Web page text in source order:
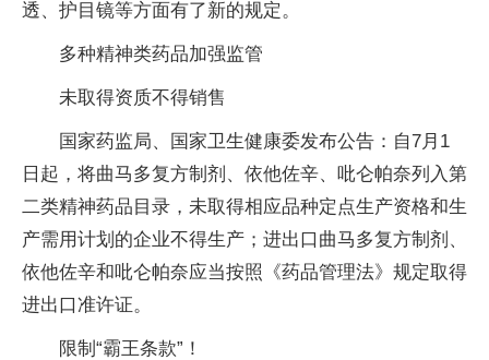
透、护目镜等方面有了新的规定。
多种精神类药品加强监管
未取得资质不得销售
国家药监局、国家卫生健康委发布公告：自7月1
日起，将曲马多复方制剂、依他佐辛、吡仑帕奈列入第
二类精神药品目录，未取得相应品种定点生产资格和生
产需用计划的企业不得生产；进出口曲马多复方制剂、
依他佐辛和吡仑帕奈应当按照《药品管理法》规定取得
进出口准许证。
限制“霸王条款”！